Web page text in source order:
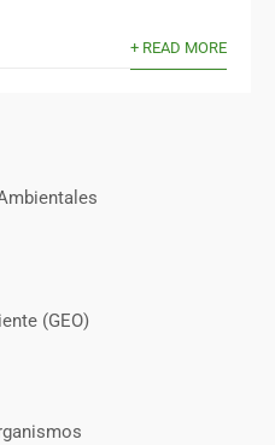
+ READ MORE
(GEO)